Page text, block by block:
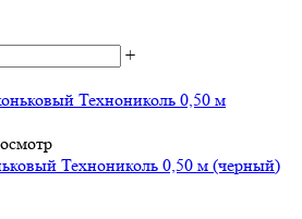
+
Технониколь 0,50 м (черный)